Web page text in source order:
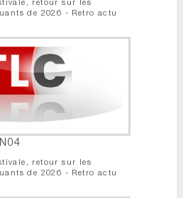
retour sur les
de 2026 - Retro actu
retour sur les
de 2026 - Retro actu